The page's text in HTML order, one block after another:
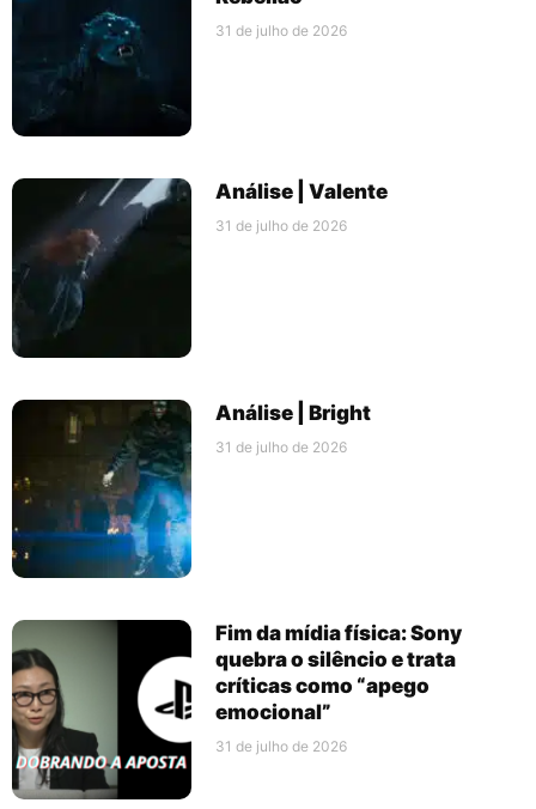
31 de julho de 2026
Análise | Valente
31 de julho de 2026
Análise | Bright
31 de julho de 2026
Fim da mídia física: Sony
quebra o silêncio e trata
críticas como “apego
emocional”
31 de julho de 2026